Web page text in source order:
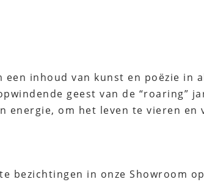
​​inhoud van kunst en poëzie in
geest van de “roaring”
energie, om het leven te vieren
in onze Showroom